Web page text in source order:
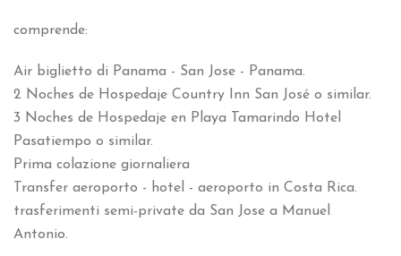
comprende:
Air biglietto di Panama - San Jose - Panama.
2 Noches de Hospedaje Country Inn San José o similar.
3 Noches de Hospedaje en Playa Tamarindo Hotel
Pasatiempo o similar.
Prima colazione giornaliera
Transfer aeroporto - hotel - aeroporto in Costa Rica.
trasferimenti semi-private da San Jose a Manuel
Antonio.